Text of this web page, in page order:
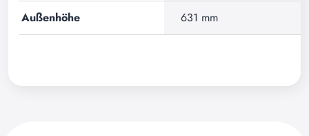
Außenhöhe 631 mm